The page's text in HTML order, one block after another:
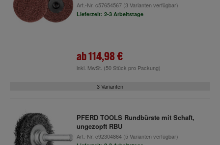
Art.-Nr. c57654567(3 Varianten verfügbar)
Lieferzeit: 2-3 Arbeitstage
ab114,98 €
inkl. MwSt. (50 Stück pro Packung)
3 Varianten
PFERD TOOLS Rundbürste mit Schaft,
ungezopft RBU
Art.-Nr. c92304864(5 Varianten verfügbar)